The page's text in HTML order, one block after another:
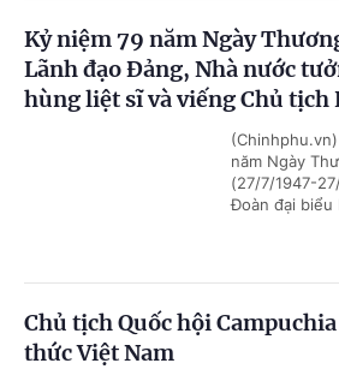
Kỷ niệm 79 năm Ngày
Lãnh đạo Đảng, Nhà nước
hùng liệt sĩ và viếng Chủ tịch
năm Ngày
(27/7/1947-
Đoàn đại biểu
Chủ tịch Quốc hội
thức Việt Nam